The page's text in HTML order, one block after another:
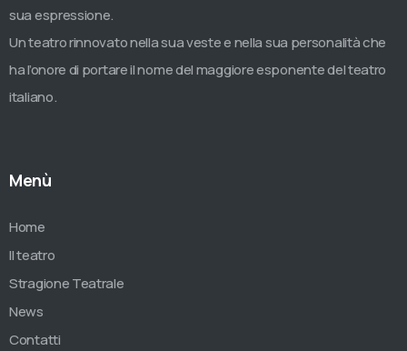
sua espressione.
Un teatro rinnovato nella sua veste e nella sua personalità che
ha l’onore di portare il nome del maggiore esponente del teatro
italiano.
Menù
Home
Il teatro
Stragione Teatrale
News
Contatti